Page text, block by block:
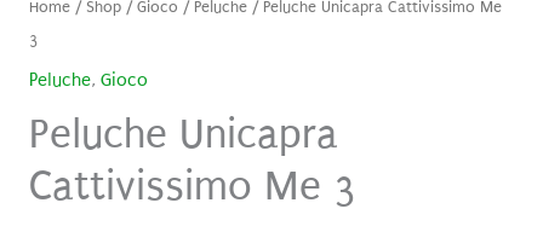
Home/ Shop/Gioco / Peluche/ Peluche Unicapra Cattivissimo Me
3
Peluche, Gioco
Peluche Unicapra
Cattivissimo Me 3